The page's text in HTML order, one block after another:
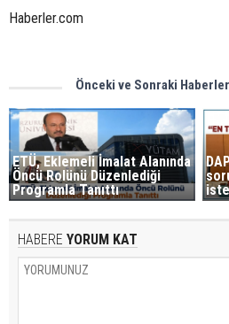
Haberler.com
Önceki ve Sonraki Haberler
ETÜ, Eklemeli İmalat Alanında
Öncü Rolünü Düzenlediği
Programla Tanıttı
HABERE YORUM KAT